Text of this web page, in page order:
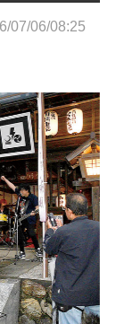
07/06/08:25